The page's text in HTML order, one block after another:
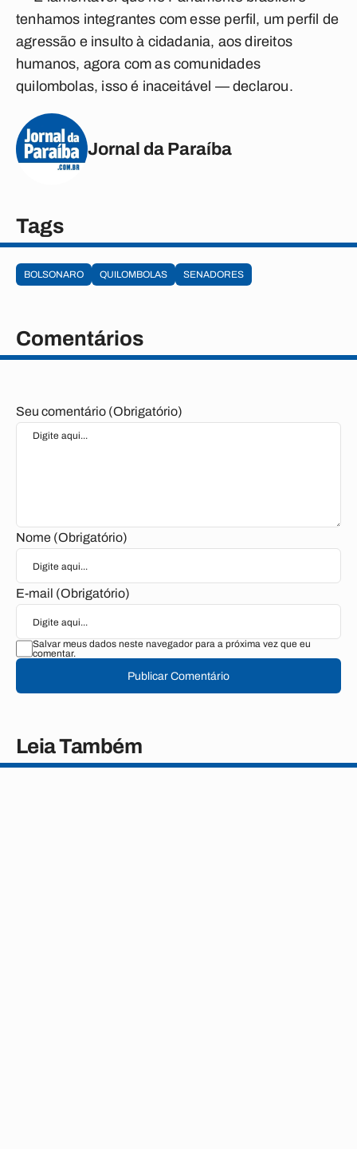
tenhamos integrantes com esse perfil, um perfil de
agressão e insulto à cidadania, aos direitos
humanos, agora com as comunidades
quilombolas, isso é inaceitável — declarou.
Jornal da Paraíba
Tags
BOLSONARO QUILOMBOLAS SENADORES
Comentários
Seu comentário (Obrigatório)
Nome (Obrigatório)
E-mail (Obrigatório)
Salvar meus dados neste navegador para a próxima vez que eu
comentar.
Publicar Comentário
Leia Também